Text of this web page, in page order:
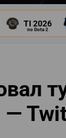
TI 2026
по Dota 2
—